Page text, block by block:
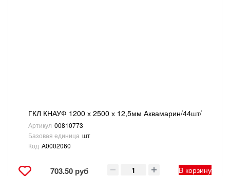
ГКЛ КНАУФ 1200 х 2500 х 12,5мм Аквамарин/44шт/
Артикул 00810773
Базовая единица шт
Код А0002060
703.50 руб В корзину